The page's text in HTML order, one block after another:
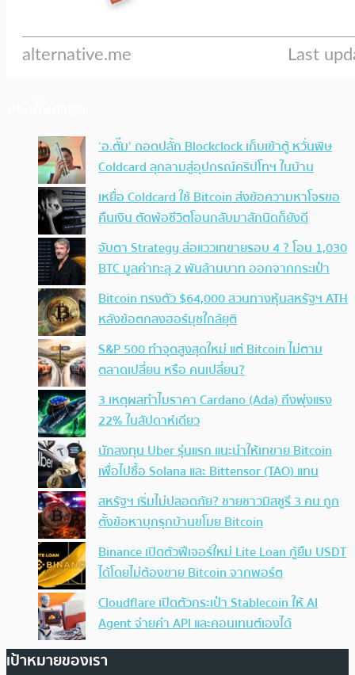
‘อ.ตั๊ม’ ถอดปลั้ก Blockclock เก็บเข้าตู้ หวั่นพิษ
Coldcard ลุกลามสู่อุปกรณ์คริปโทฯ ในบ้าน
เหยื่อ Coldcard ใช้ Bitcoin ส่งข้อความหาโจรขอ
คืนเงิน ตัดพ้อชีวิตโอนกลับมาสักนิดก็ยังดี
จับตา Strategy ส่อแววเทขายรอบ 4 ? โอน 1,030
BTC มูลค่าทะลุ 2 พันล้านบาท ออกจากกระเป๋า
Bitcoin ทรงตัว $64,000 สวนทางหุ้นสหรัฐฯ ATH
หลังข้อตกลงฮอร์มุซใกล้ยุติ
S&P 500 ทำจุดสูงสุดใหม่ แต่ Bitcoin ไม่ตาม
ตลาดเปลี่ยน หรือ คนเปลี่ยน?
3 เหตุผลทำไมราคา Cardano (Ada) ถึงพุ่งแรง
22% ในสัปดาห์เดียว
นักลงทุน Uber รุ่นแรก แนะนำให้เทขาย Bitcoin
เพื่อไปซื้อ Solana และ Bittensor (TAO) แทน
สหรัฐฯ เริ่มไม่ปลอดภัย? ชายชาวมิสซูรี 3 คน ถูก
ตั้งข้อหาบุกรุกบ้านขโมย Bitcoin
Binance เปิดตัวฟีเจอร์ใหม่ Lite Loan กู้ยืม USDT
ได้โดยไม่ต้องขาย Bitcoin จากพอร์ต
Cloudflare เปิดตัวกระเป๋า Stablecoin ให้ AI
Agent จ่ายค่า API และคอนเทนต์เองได้
เป้าหมายของเรา